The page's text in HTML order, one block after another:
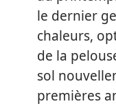
le dernier
chaleurs,
de la
sol
premières